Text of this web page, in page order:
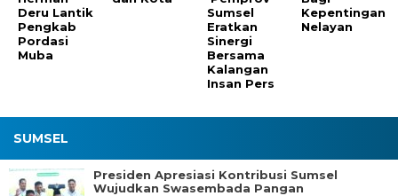
Deru Lantik
Pengkab
Pordasi
Muba
Sumsel
Eratkan
Sinergi
Bersama
Kalangan
Insan Pers
Kepentingan
Nelayan
SUMSEL
Presiden Apresiasi Kontribusi Sumsel
Wujudkan Swasembada Pangan